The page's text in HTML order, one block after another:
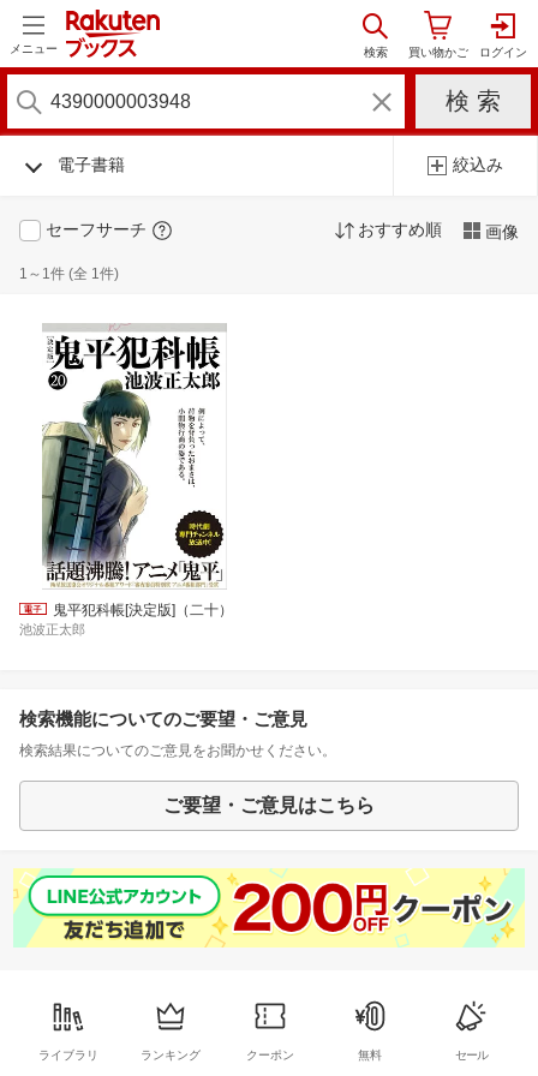
メニュー
電子書籍 絞込み
セーフサーチ おすすめ順 画像
1～1件 (全 1件)
鬼平犯科帳[決定版]（二十）
池波正太郎
検索機能についてのご要望・ご意見
検索結果についてのご意見をお聞かせください。
ご要望・ご意見はこちら
ライブラリ ランキング クーポン 無料 セール